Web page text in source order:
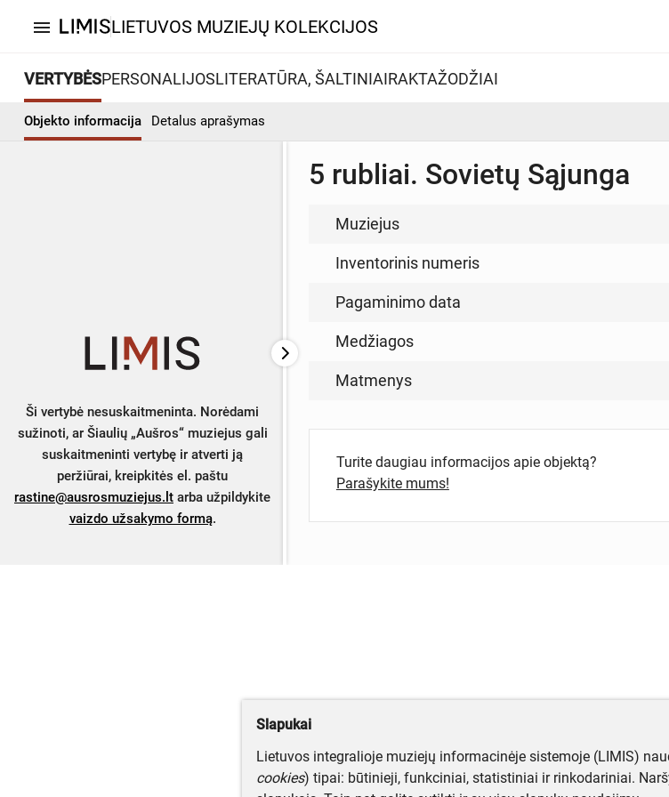
menu LIETUVOS MUZIEJŲ KOLEKCIJOS
VERTYBĖSPERSONALIJOSLITERATŪRA, ŠALTINIAIRAKTAŽODŽIAI
Objekto informacija Detalus aprašymas
Ši vertybė nesuskaitmeninta. Norėdami
sužinoti, ar Šiaulių „Aušros“ muziejus gali
suskaitmeninti vertybę ir atverti ją
peržiūrai, kreipkitės el. paštu
rastine@ausrosmuziejus.lt arba užpildykite
vaizdo užsakymo formą.
5 rubliai. Sovietų Sąjunga
Muziejus
Inventorinis numeris
Pagaminimo data
Medžiagos
Matmenys
Turite daugiau informacijos apie objektą?
Parašykite mums!
Slapukai
Lietuvos integralioje muziejų informacinėje sistemoje (LIMIS)
cookies) tipai: būtinieji, funkciniai, statistiniai ir rinkodariniai.